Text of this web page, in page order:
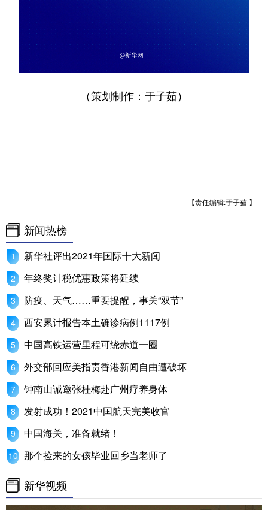
（策划制作：于子茹）
【责任编辑:于子茹 】
新闻热榜
新华社评出2021年国际十大新闻
年终奖计税优惠政策将延续
防疫、天气……重要提醒，事关“双节”
西安累计报告本土确诊病例1117例
中国高铁运营里程可绕赤道一圈
外交部回应美指责香港新闻自由遭破坏
钟南山诚邀张桂梅赴广州疗养身体
发射成功！2021中国航天完美收官
中国海关，准备就绪！
那个捡来的女孩毕业回乡当老师了
新华视频